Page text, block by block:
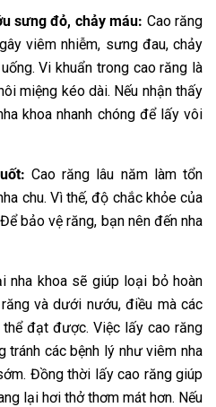
sưng đỏ, chảy máu: Cao răng
viêm nhiễm, sưng đau, chảy
Vi khuẩn trong cao răng là
miệng kéo dài. Nếu nhận thấy
khoa nhanh chóng để lấy vôi
Cao răng lâu năm làm tổn
chu. Vì thế, độ chắc khỏe của
bảo vệ răng, bạn nên đến nha
nha khoa sẽ giúp loại bỏ hoàn
và dưới nướu, điều mà các
đạt được. Việc lấy cao răng
tránh các bệnh lý như viêm nha
Đồng thời lấy cao răng giúp
lại hơi thở thơm mát hơn. Nếu